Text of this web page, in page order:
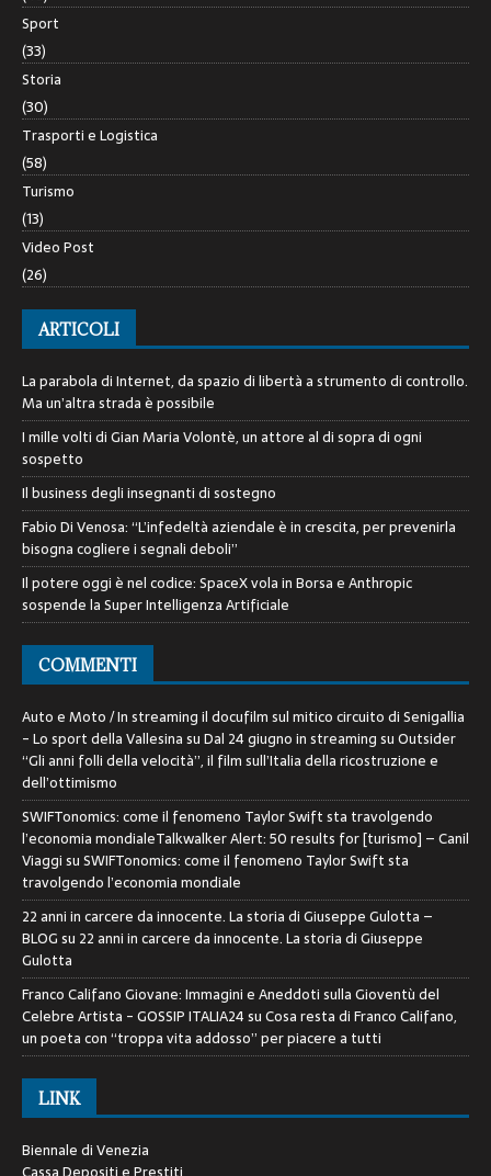
Sport
(33)
Storia
(30)
Trasporti e Logistica
(58)
Turismo
(13)
Video Post
(26)
ARTICOLI
La parabola di Internet, da spazio di libertà a strumento di controllo.
Ma un’altra strada è possibile
I mille volti di Gian Maria Volontè, un attore al di sopra di ogni
sospetto
Il business degli insegnanti di sostegno
Fabio Di Venosa: “L’infedeltà aziendale è in crescita, per prevenirla
bisogna cogliere i segnali deboli”
Il potere oggi è nel codice: SpaceX vola in Borsa e Anthropic
sospende la Super Intelligenza Artificiale
COMMENTI
Auto e Moto / In streaming il docufilm sul mitico circuito di Senigallia
- Lo sport della VallesinasuDal 24 giugno in streaming su Outsider
“Gli anni folli della velocità”, il film sull’Italia della ricostruzione e
dell’ottimismo
SWIFTonomics: come il fenomeno Taylor Swift sta travolgendo
l’economia mondialeTalkwalker Alert: 50 results for [turismo] – Canil
ViaggisuSWIFTonomics: come il fenomeno Taylor Swift sta
travolgendo l’economia mondiale
22 anni in carcere da innocente. La storia di Giuseppe Gulotta –
BLOGsu 22 anni in carcere da innocente. La storia di Giuseppe
Gulotta
Franco Califano Giovane: Immagini e Aneddoti sulla Gioventù del
Celebre Artista - GOSSIP ITALIA24suCosa resta di Franco Califano,
un poeta con “troppa vita addosso” per piacere a tutti
LINK
Biennale di Venezia